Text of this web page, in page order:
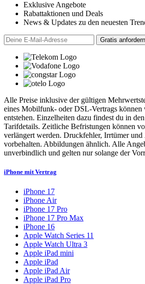
Exklusive Angebote
Rabattaktionen und Deals
News & Updates zu den neuesten
Alle Preise inklusive der gültigen
eines Mobilfunk- oder DSL-Vertrags können
entstehen. Einzelheiten dazu findest du in
Tarifdetails. Zeitliche Befristungen können
verlängert werden. Druckfehler, Irrtümer und
vorbehalten. Abbildungen ähnlich. Alle
unverbindlich und gelten nur solange der
iPhone mit Vertrag
iPhone 17
iPhone Air
iPhone 17 Pro
iPhone 17 Pro Max
iPhone 16
Apple Watch Series 11
Apple Watch Ultra 3
Apple iPad mini
Apple iPad
Apple iPad Air
Apple iPad Pro